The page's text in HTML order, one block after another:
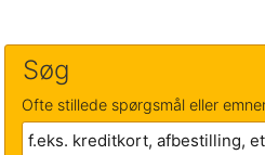
Søg
Ofte stillede spørgsmål eller